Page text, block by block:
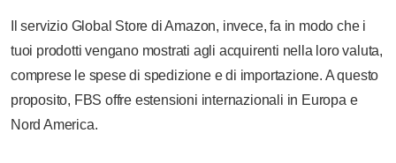
Il servizio Global Store di Amazon, invece, fa in modo che i
tuoi prodotti vengano mostrati agli acquirenti nella loro valuta,
comprese le spese di spedizione e di importazione. A questo
proposito, FBS offre estensioni internazionali in Europa e
Nord America.